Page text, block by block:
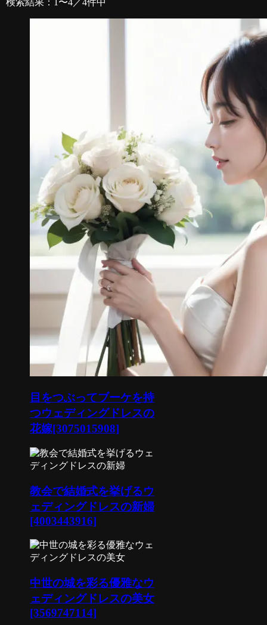
検索結果：1〜4／4件中
目をつぶってブーケを持
つウェディングドレスの
花嫁[3075015908]
教会で結婚式を挙げるウ
ェディングドレスの新婦
[4003443916]
中世の城を彩る優雅なウ
ェディングドレスの美女
[3569747114]